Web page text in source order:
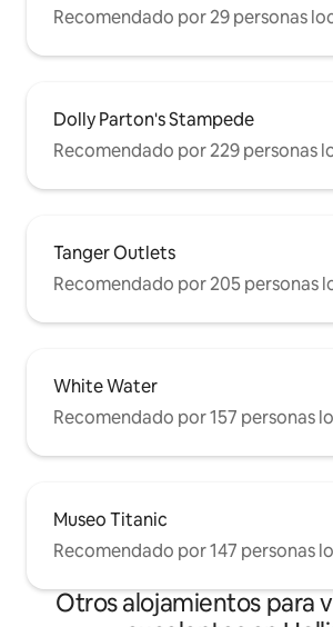
Recomendado por 29 personas
Dolly Parton's Stampede
Recomendado por 229 personas
Tanger Outlets
Recomendado por 205 personas
White Water
Recomendado por 157 personas
Museo Titanic
Recomendado por 147 personas
Otros alojamientos para